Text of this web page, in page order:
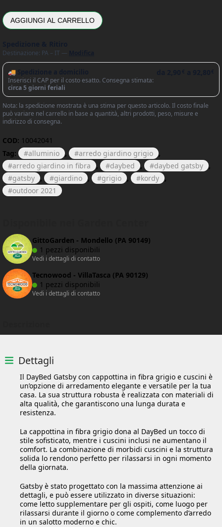
AGGIUNGI AL CARRELLO
Destinazione: PA – IT —
🚚 Spedizione a domicilio
Inserisci il CAP per il costo esatto. Consegna stimata:
circa 5 giorni feriali
Nota: la spedizione mostrata è una stima per questo articolo. Il costo finale
può variare nel carrello in base a quantità, altri prodotti, peso, misure e
indirizzo di consegna.
COD: 10042041
Tag:
alluminio , arredo giardino grigio
,
arredo giardino in fibra
, daybed , daybed gatsby
,
gatsby
, giardino , grigio , kordy
,
outdoor 2021
GittoGarden - Mondello (PA 90149)
1 pezzi disponibili
Vedi i dettagli di contatto
Tecnowood - VillaTasca (PA 90129)
1 pezzi disponibili
Vedi i dettagli di contatto
Dettagli
Il DayBed Gatsby con cappottina in fibra grigio e cuscini è
un’opzione di arredamento elegante e versatile per la tua
casa. La sua struttura robusta è realizzata con materiali di
alta qualità, che garantiscono una lunga durata e
resistenza.
La cappottina in fibra grigio dona al DayBed un tocco di
stile sofisticato, mentre i cuscini inclusi ne aumentano il
comfort. La combinazione di morbidi cuscini e la struttura
solida lo rendono perfetto per rilassarsi in ogni momento
della giornata.
Gatsby è stato progettato con la massima attenzione ai
dettagli, e può essere utilizzato in diverse situazioni:
come letto supplementare per gli ospiti, come luogo per
rilassarsi durante il giorno o come complemento d’arredo
in un salotto moderno e chic.